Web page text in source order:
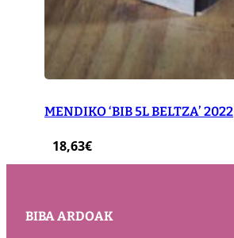
MENDIKO ‘BIB 5L BELTZA’ 2022
18,63€
BIBA ARDOAK